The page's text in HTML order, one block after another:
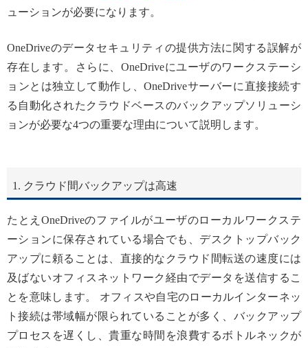
ューションが必要になります。
OneDriveのデータセキュリティの提供方法に関する誤解が
存在します。さらに、OneDriveにユーザのワークステーシ
ョンとは独立して動作し、OneDriveサーバーに直接接続す
る自動化されたクラウドベースのバックアップソリューシ
ョンが必要な4つの重要な理由について説明します。
1. クラウド間バックアップは高速
たとえOneDriveのファイルがユーザのローカルワークステ
ーションに保存されている場合でも、デスクトップバック
アップに頼ることは、直接的なクラウド間転送の速度には
及ばないオフィスネットワーク経由でデータを送信するこ
とを意味します。 オフィスや自宅のローカルインターネッ
ト接続は帯域幅が限られていることが多く、バックアップ
プロセスを遅くし、貴重な時間を浪費するボトルネックが